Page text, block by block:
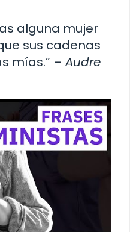
alguna mujer
sus cadenas
mías.” –Audre